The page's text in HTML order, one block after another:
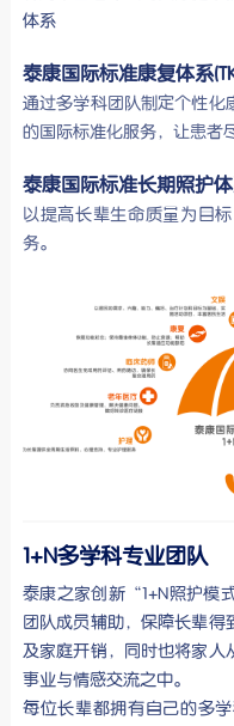
体系
泰康国际标准康复体系
通过多学科团队制定个性化
的国际标准化服务，让患者
泰康国际标准长期照护体
以提高长辈生命质量为目
务。
1+N多学科专业团队
泰康之家创新“1+N照护模
团队成员辅助，保障长辈
及家庭开销，同时也将家人
事业与情感交流之中。
每位长辈都拥有自己的多